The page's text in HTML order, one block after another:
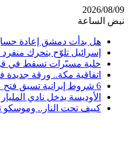
2026/08/09
نبض الساعة
هل بدأت دمشق إعادة
إسرائيل تلوّح بتحرك
خلية مسيّرات تسقط في
اتفاقية مكة.. ورقة
6 شروط إيرانية تسبق فتح مضيق هرمز
الأوديسة يدخل نادي
كييف تحت النار..